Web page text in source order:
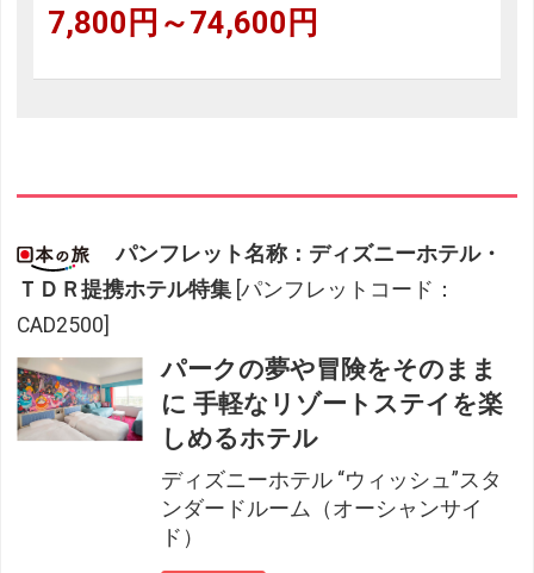
7,800円～74,600円
パンフレット名称：ディズニーホテル・
ＴＤＲ提携ホテル特集 [パンフレットコード：
CAD2500]
パークの夢や冒険をそのまま
に 手軽なリゾートステイを楽
しめるホテル
ディズニーホテル “ウィッシュ”スタ
ンダードルーム（オーシャンサイ
ド）